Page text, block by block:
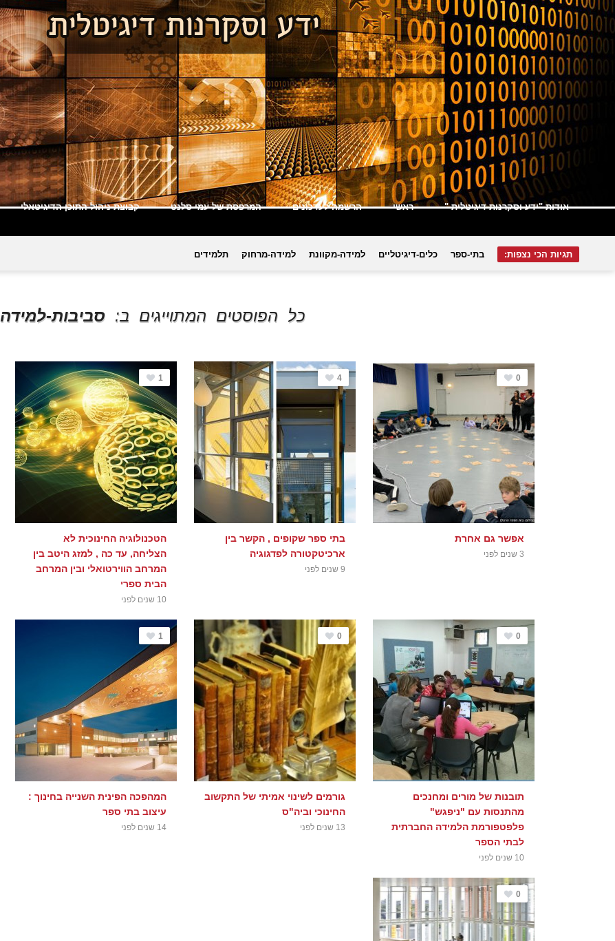
אודות "ידע וסקרנות דיגיטלית " ראשי הרשמה לעדכונים המרפסת של עמי סלנט קבוצת ניהול התוכן הדיגיטאלי
תגיות הכי נצפות: בתי-ספר כלים-דיגיטליים למידה-מקוונת למידה-מרחוק תלמידים
כל הפוסטים המתוייגים ב: סביבות-למידה
0
אפשר גם אחרת
3 שנים לפני
4
בתי ספר שקופים , הקשר בין
ארכיטקטורה לפדגוגיה
9 שנים לפני
1
הטכנולוגיה החינוכית לא
הצליחה, עד כה , למזג היטב בין
המרחב הווירטואלי ובין המרחב
הבית ספרי
10 שנים לפני
0
תובנות של מורים ומחנכים
מהתנסות עם "ניפגש"
פלפטפורמת הלמידה החברתית
לבתי הספר
10 שנים לפני
0
גורמים לשינוי אמיתי של התקשוב
החינוכי וביה"ס
13 שנים לפני
1
המהפכה הפינית השנייה בחינוך :
עיצוב בתי ספר
14 שנים לפני
0